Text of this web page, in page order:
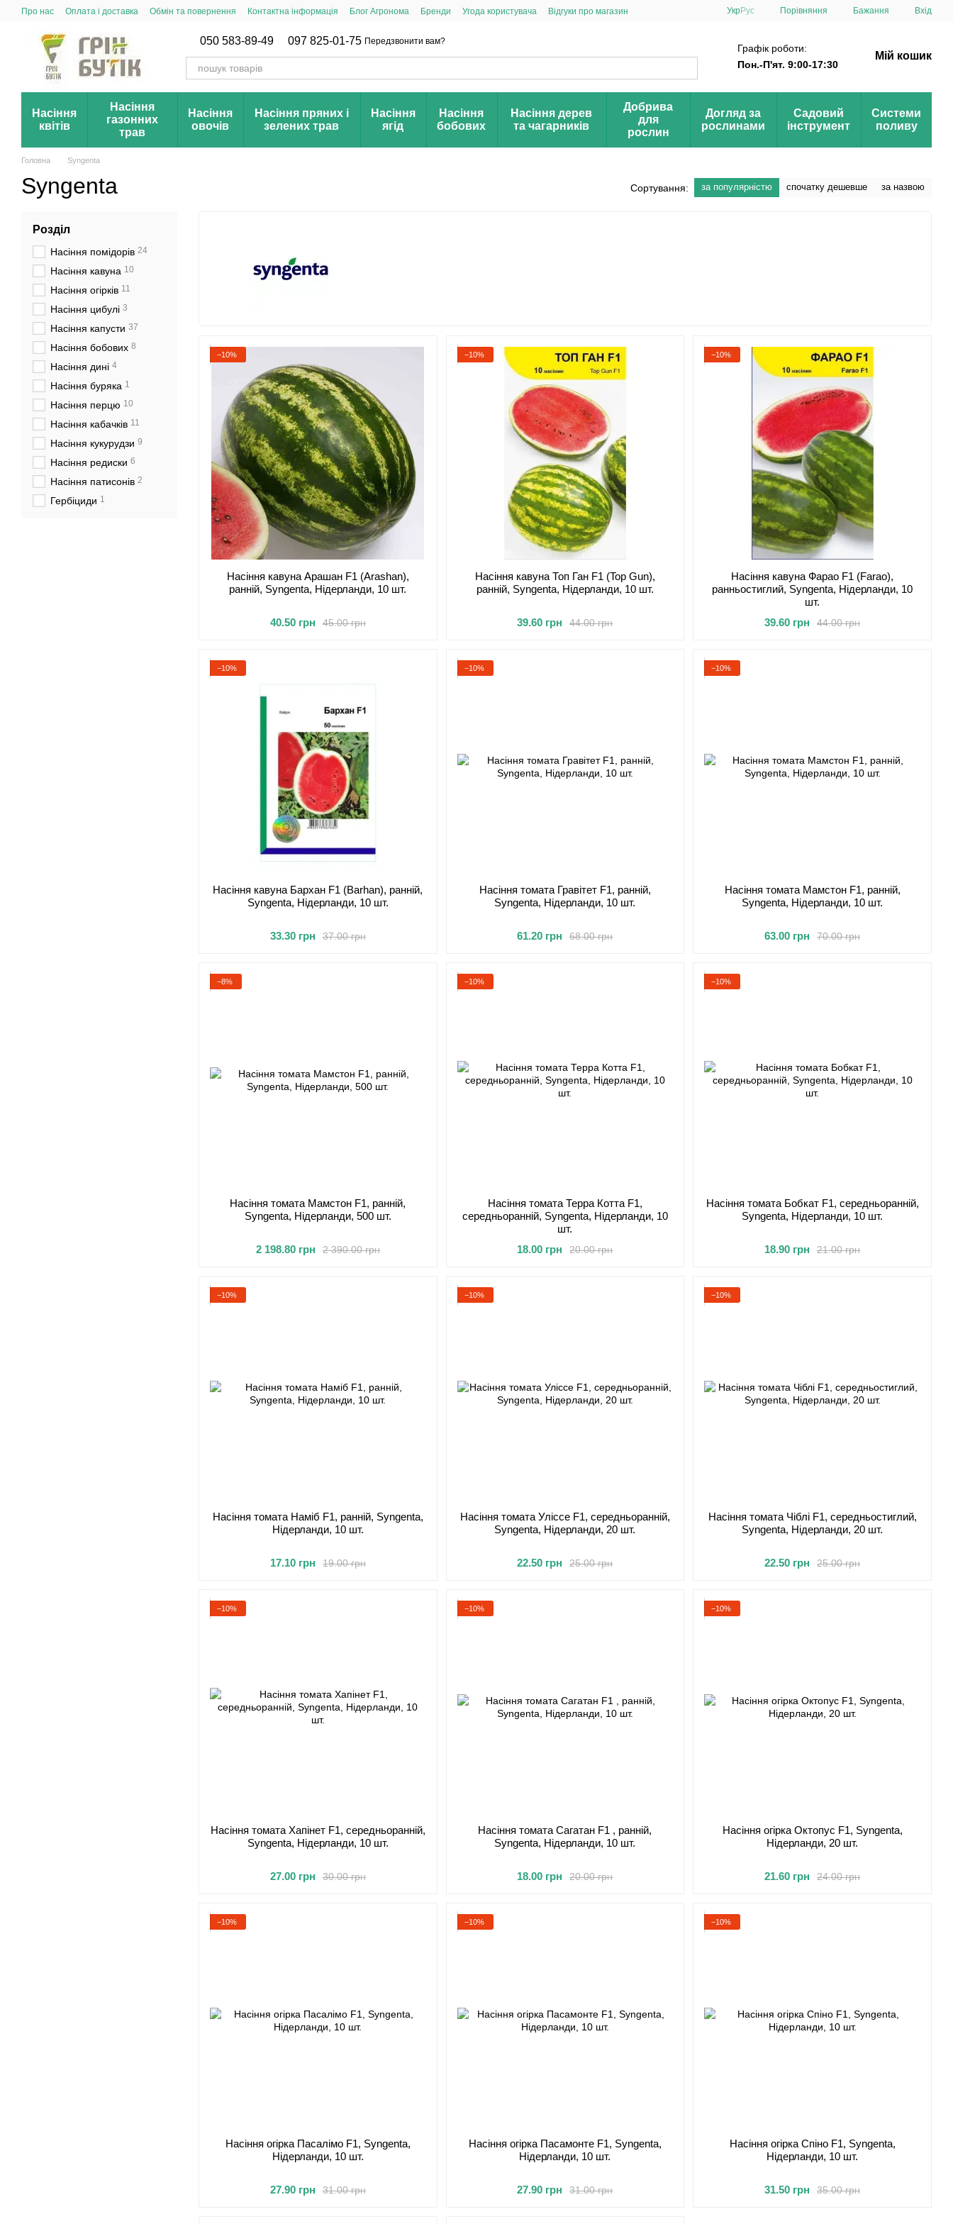
Перейти до основного контенту
Про нас Оплата і доставка Обмін та повернення Контактна інформація Блог Агронома Бренди Угода користувача
Відгуки про магазин
УкрРус Порівняння Бажання Вхід
050 583-89-49 097 825-01-75 Передзвонити вам?
Графік роботи:
Пон.-П'ят. 9:00-17:30
Мій кошик
Насіння
квітів
Насіння
газонних
трав
Насіння
овочів
Насіння пряних і
зелених трав
Насіння
ягід
Насіння
бобових
Насіння дерев
та чагарників
Добрива
для
рослин
Догляд за
рослинами
Садовий
інструмент
Системи
поливу
Головна Syngenta
Syngenta Сортування: за популярністю спочатку дешевше за назвою
−10%
Насіння кавуна Арашан F1 (Arashan),
ранній, Syngenta, Нідерланди, 10 шт.
45.00 грн
40.50 грн
−10%
Насіння кавуна Топ Ган F1 (Top Gun),
ранній, Syngenta, Нідерланди, 10 шт.
44.00 грн
39.60 грн
−10%
Насіння кавуна Фарао F1 (Farao),
ранньостиглий, Syngenta, Нідерланди, 10
шт.
44.00 грн
39.60 грн
−10%
Насіння кавуна Бархан F1 (Barhan), ранній,
Syngenta, Нідерланди, 10 шт.
37.00 грн
33.30 грн
−10%
Насіння томата Гравітет F1, ранній,
Syngenta, Нідерланди, 10 шт.
68.00 грн
61.20 грн
−10%
Насіння томата Мамстон F1, ранній,
Syngenta, Нідерланди, 10 шт.
70.00 грн
63.00 грн
−8%
Насіння томата Мамстон F1, ранній,
Syngenta, Нідерланди, 500 шт.
2 390.00 грн
2 198.80 грн
−10%
Насіння томата Терра Котта F1,
середньоранній, Syngenta, Нідерланди, 10
шт.
20.00 грн
18.00 грн
−10%
Насіння томата Бобкат F1, середньоранній,
Syngenta, Нідерланди, 10 шт.
21.00 грн
18.90 грн
−10%
Насіння томата Наміб F1, ранній, Syngenta,
Нідерланди, 10 шт.
19.00 грн
17.10 грн
−10%
Насіння томата Уліссе F1, середньоранній,
Syngenta, Нідерланди, 20 шт.
25.00 грн
22.50 грн
−10%
Насіння томата Чіблі F1, середньостиглий,
Syngenta, Нідерланди, 20 шт.
25.00 грн
22.50 грн
−10%
Насіння томата Хапінет F1, середньоранній,
Syngenta, Нідерланди, 10 шт.
30.00 грн
27.00 грн
−10%
Насіння томата Сагатан F1 , ранній,
Syngenta, Нідерланди, 10 шт.
20.00 грн
18.00 грн
−10%
Насіння огірка Октопус F1, Syngenta,
Нідерланди, 20 шт.
24.00 грн
21.60 грн
−10%
Насіння огірка Пасалімо F1, Syngenta,
Нідерланди, 10 шт.
31.00 грн
27.90 грн
−10%
Насіння огірка Пасамонте F1, Syngenta,
Нідерланди, 10 шт.
31.00 грн
27.90 грн
−10%
Насіння огірка Спіно F1, Syngenta,
Нідерланди, 10 шт.
35.00 грн
31.50 грн
Розділ
Насіння помідорів 24
Насіння кавуна 10
Насіння огірків 11
Насіння цибулі 3
Насіння капусти 37
Насіння бобових 8
Насіння дині 4
Насіння буряка 1
Насіння перцю 10
Насіння кабачків 11
Насіння кукурудзи 9
Насіння редиски 6
Насіння патисонів 2
Гербіциди 1